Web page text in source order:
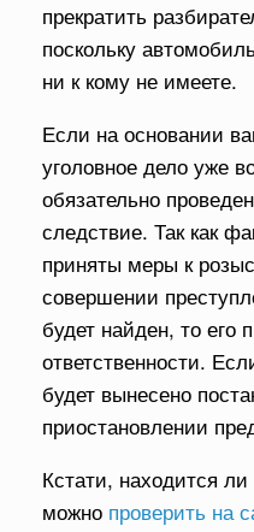
прекратить
поскольку
ни к кому не имеете.
Если на основании
уголовное дело уже
обязательно
следствие. Так как
приняты меры к
совершении
будет найден, то его
ответственности.
будет вынесено
приостановлении
Кстати, находится
можно проверить на